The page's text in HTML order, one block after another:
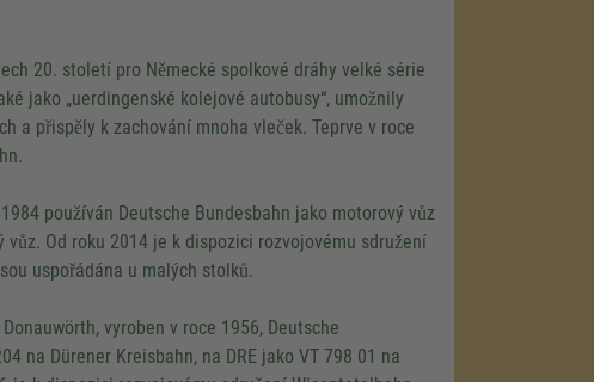
20. století pro Německé spolkové dráhy velké série
jako „uerdingenské kolejové autobusy“, umožnily
a přispěly k zachování mnoha vleček. Teprve v roce
používán Deutsche Bundesbahn jako motorový vůz
Od roku 2014 je k dispozici rozvojovému sdružení
uspořádána u malých stolků.
vyroben v roce 1956, Deutsche
na Dürener Kreisbahn, na DRE jako VT 798 01 na
to embed map